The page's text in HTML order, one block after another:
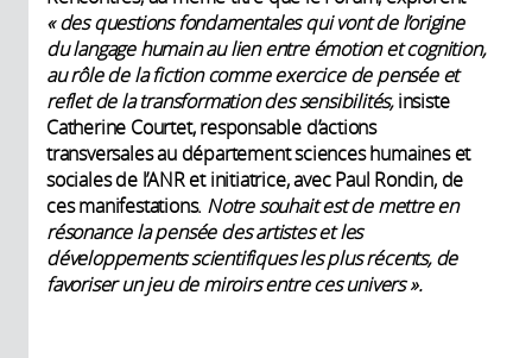
« des questions fondamentales qui vont de l’origine
du langage humain au lien entre émotion et cognition,
au rôle de la fiction comme exercice de pensée et
reflet de la transformation des sensibilités,insiste
Catherine Courtet, responsable d’actions
transversales au département sciences humaines et
sociales de l’ANR et initiatrice, avec Paul Rondin, de
ces manifestations. Notre souhait est de mettre en
résonance la pensée des artistes et les
développements scientifiques les plus récents, de
favoriser un jeu de miroirs entre ces univers ».